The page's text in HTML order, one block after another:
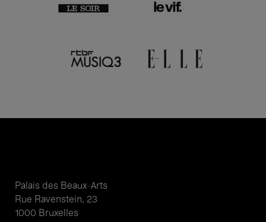
Palais des Beaux-Arts
Rue Ravenstein, 23
1000 Bruxelles